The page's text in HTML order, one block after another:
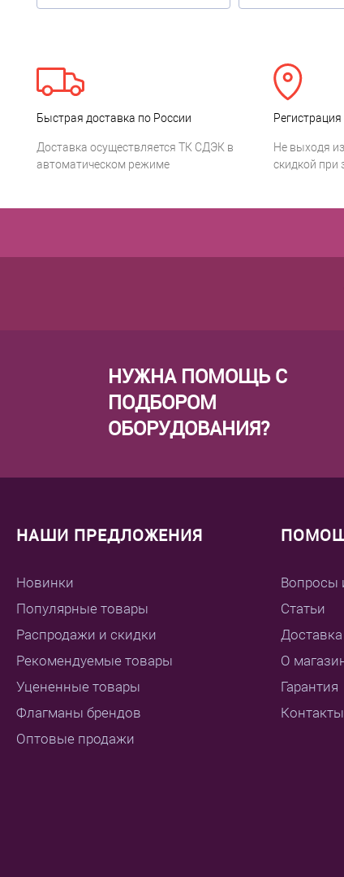
Быстрая доставка по России
Доставка осуществляется ТК СДЭК в
автоматическом режиме
Не выходя
скидкой при
НУЖНА ПОМОЩЬ С
ПОДБОРОМ
ОБОРУДОВАНИЯ?
НАШИ ПРЕДЛОЖЕНИЯ
Новинки
Популярные товары
Распродажи и скидки
Рекомендуемые товары
Уцененные товары
Флагманы брендов
Оптовые продажи
Вопросы
Статьи
Доставка
О
Гарантия
Контакты